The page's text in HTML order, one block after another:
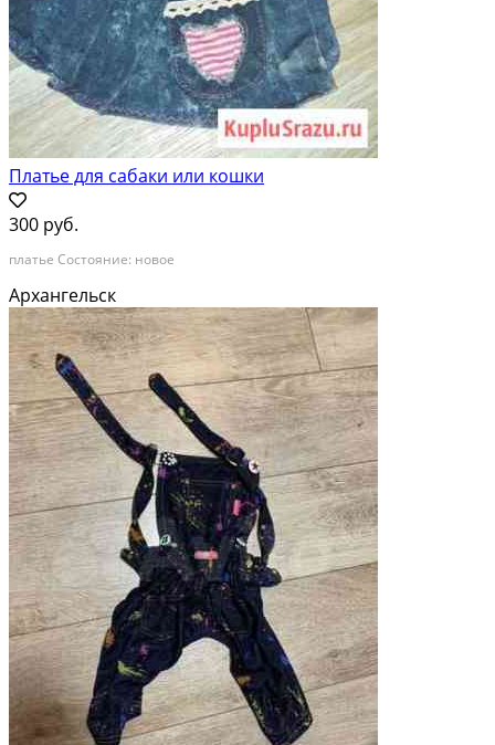
Платье для сабаки или кошки
300 руб.
платье Состояние: новое
Архангельск